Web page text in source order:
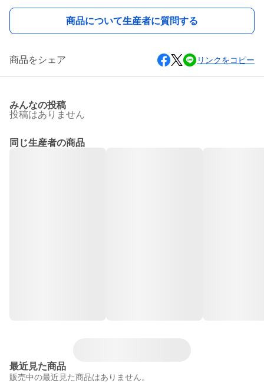
商品について生産者に質問する
商品をシェア リンクをコピー
みんなの投稿
投稿はありません
同じ生産者の商品
最近見た商品
販売中の最近見た商品はありません。